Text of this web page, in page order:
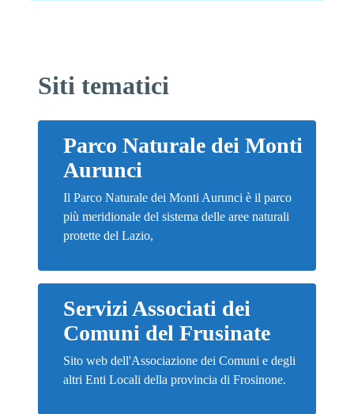
Siti tematici
Parco Naturale dei Monti
Aurunci
Il Parco Naturale dei Monti Aurunci è il parco
più meridionale del sistema delle aree naturali
protette del Lazio,
Servizi Associati dei
Comuni del Frusinate
Sito web dell'Associazione dei Comuni e degli
altri Enti Locali della provincia di Frosinone.